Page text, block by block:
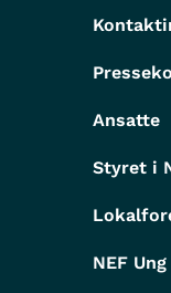
Ansatte
Styret i
NEF Ung